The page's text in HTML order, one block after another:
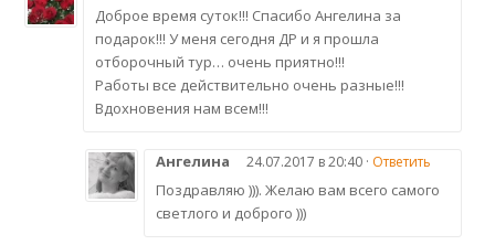
Доброе время суток!!! Спасибо Ангелина за
подарок!!! У меня сегодня ДР и я прошла
отборочный тур… очень приятно!!!
Работы все действительно очень разные!!!
Вдохновения нам всем!!!
Ангелина 24.07.2017 в 20:40 · Ответить
Поздравляю ))). Желаю вам всего самого
светлого и доброго )))